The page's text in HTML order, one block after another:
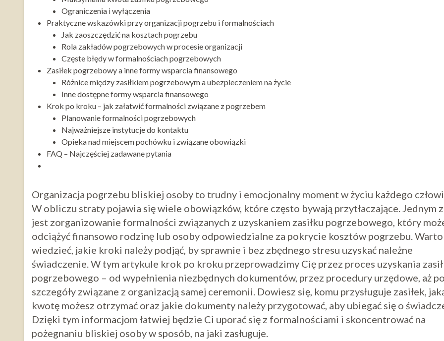
Ograniczenia i wyłączenia
Praktyczne wskazówki przy organizacji pogrzebu i formalnościach
Jak zaoszczędzić na kosztach pogrzebu
Rola zakładów pogrzebowych w procesie organizacji
Częste błędy w formalnościach pogrzebowych
Zasiłek pogrzebowy a inne formy wsparcia finansowego
Różnice między zasiłkiem pogrzebowym a ubezpieczeniem na życie
Inne dostępne formy wsparcia finansowego
Krok po kroku – jak załatwić formalności związane z pogrzebem
Planowanie formalności pogrzebowych
Najważniejsze instytucje do kontaktu
Opieka nad miejscem pochówku i związane obowiązki
FAQ – Najczęściej zadawane pytania
Organizacja pogrzebu bliskiej osoby to trudny i emocjonalny moment w życiu każdego
W obliczu straty pojawia się wiele obowiązków, które często bywają przytłaczające. Jednym
jest zorganizowanie formalności związanych z uzyskaniem zasiłku pogrzebowego, który
odciążyć finansowo rodzinę lub osoby odpowiedzialne za pokrycie kosztów pogrzebu. Warto
wiedzieć, jakie kroki należy podjąć, by sprawnie i bez zbędnego stresu uzyskać należne
świadczenie. W tym artykule krok po kroku przeprowadzimy Cię przez proces uzyskania
pogrzebowego – od wypełnienia niezbędnych dokumentów, przez procedury urzędowe, aż po
szczegóły związane z organizacją samej ceremonii. Dowiesz się, komu przysługuje zasiłek,
kwotę możesz otrzymać oraz jakie dokumenty należy przygotować, aby ubiegać się o
Dzięki tym informacjom łatwiej będzie Ci uporać się z formalnościami i skoncentrować na
pożegnaniu bliskiej osoby w sposób, na jaki zasługuje.